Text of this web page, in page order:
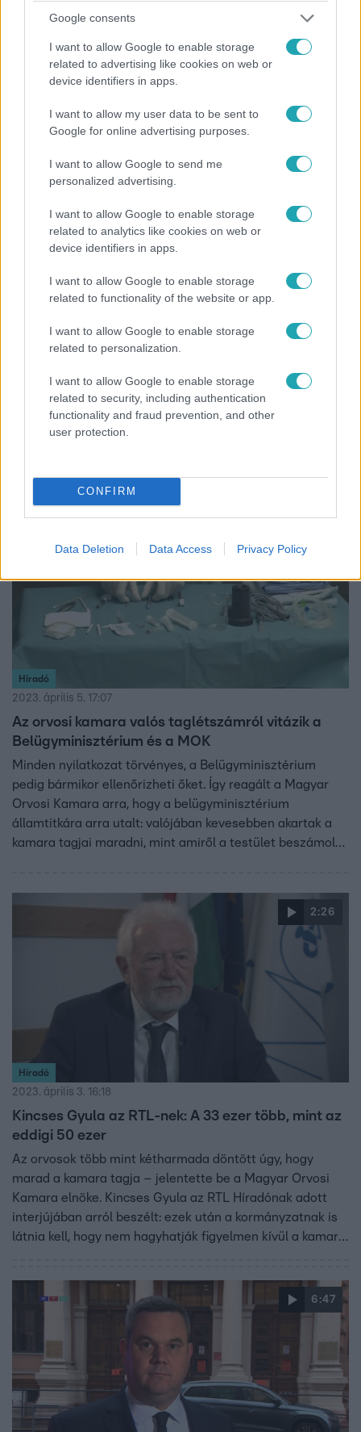
Google consents
I want to allow Google to enable storage
related to advertising like cookies on web or
device identifiers in apps.
I want to allow my user data to be sent to
Google for online advertising purposes.
I want to allow Google to send me
personalized advertising.
I want to allow Google to enable storage
related to analytics like cookies on web or
device identifiers in apps.
I want to allow Google to enable storage
related to functionality of the website or app.
I want to allow Google to enable storage
related to personalization.
I want to allow Google to enable storage
related to security, including authentication
functionality and fraud prevention, and other
user protection.
CONFIRM
Data Deletion Data Access Privacy Policy
2023. április 21. 8:36
Itt vannak a hivatalos számok: brutális többség
A kamara szerint így még kerekebbek a számok.
Az orvosi kamara elnöke kedden délelőtt találkozik
az egészégügyi államtitkárral
A megbeszélésen az alapellátásról és az ügyeleti
1:50
Híradó
2023. április 5. 17:07
Az orvosi kamara valós taglétszámról vitázik a
Belügyminisztérium és a MOK
Minden nyilatkozat törvényes, a Belügyminisztérium
pedig bármikor ellenőrizheti őket. Így reagált a Magyar
Orvosi Kamara arra, hogy a belügyminisztérium
államtitkára arra utalt: valójában kevesebben akartak a
kamara tagjai maradni, mint amiről a testület beszámolt.
2:26
Híradó
2023. április 3. 16:18
Kincses Gyula az RTL-nek: A 33 ezer több, mint az
eddigi 50 ezer
Az orvosok több mint kétharmada döntött úgy, hogy
marad a kamara tagja – jelentette be a Magyar Orvosi
Kamara elnöke. Kincses Gyula az RTL Híradónak adott
interjújában arról beszélt: ezek után a kormányzatnak is
látnia kell, hogy nem hagyhatják figyelmen kívül a kamara
kormány megszüntette a kötelező tagságot. Kincses
Gyula szerint folytatják a munkát, és azt remélik, hogy a
kormány újra együttműködik majd velük.
6:47